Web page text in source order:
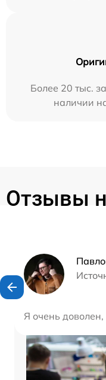
Более 20 тыс.
наличии
Отзывы
Я очень